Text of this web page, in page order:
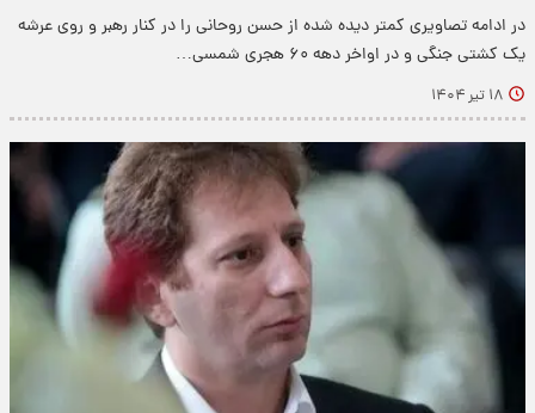
در ادامه تصاویری کمتر دیده شده از حسن روحانی را در کنار رهبر و روی عرشه
یک کشتی جنگی و در اواخر دهه ۶۰ هجری شمسی…
۱۸ تیر ۱۴۰۴